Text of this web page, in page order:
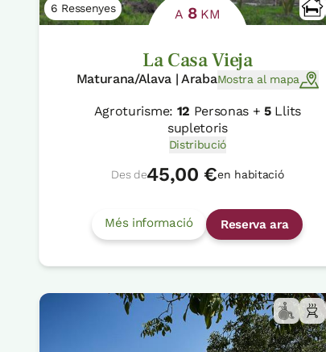
6 Ressenyes A 8KM
La Casa Vieja
Maturana/Alava | ArabaMostra al mapa
Agroturisme: 12 Personas +5Llits
supletoris
Distribució
Des de45,00 €en habitació
Més informació Reserva ara